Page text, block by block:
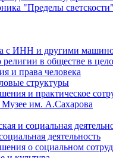
"Пределы светскости"
с ИНН и другими
религии в обществе в
и права человека
структуры
и практическое
им. А.Сахарова
и социальная
деятельность
о социальном